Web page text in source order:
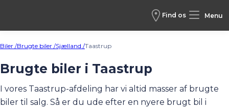
Find os Menu
Biler /Brugte biler /Sjælland /Taastrup
Brugte biler i Taastrup
I vores Taastrup-afdeling har vi altid masser af brugte
biler til salg. Så er du ude efter en nyere brugt bil i